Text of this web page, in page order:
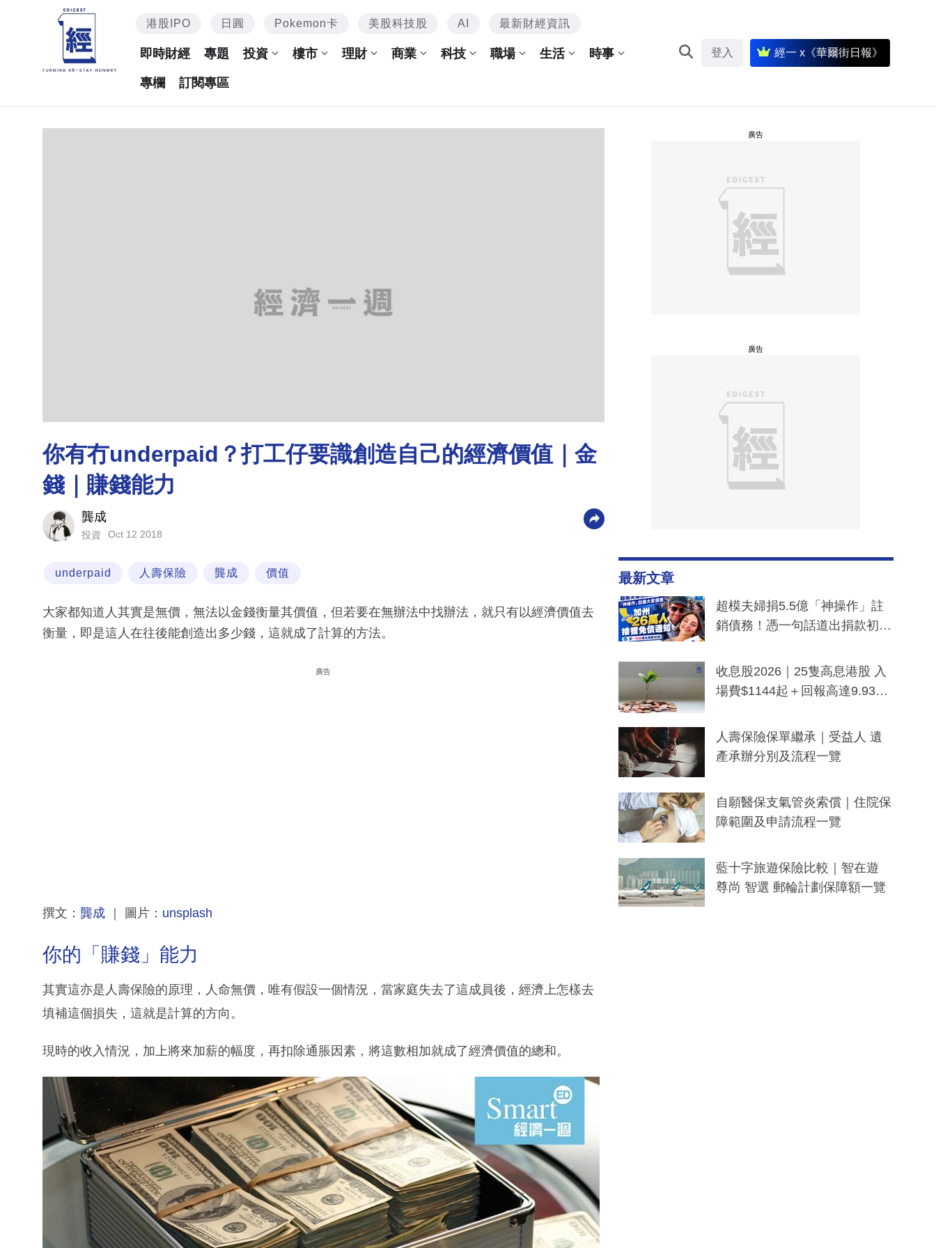
港股IPO 日圓 Pokemon卡 美股科技股 AI 最新財經資訊
即時財經 專題 投資 樓市 理財 商業 科技 職場 生活 時事
專欄 訂閱專區
登入 經一 x《華爾街日報》
你有冇underpaid？打工仔要識創造自己的經濟價值｜金
錢｜賺錢能力
龔成
投資 Oct 12 2018
underpaid 人壽保險 龔成 價值
大家都知道人其實是無價，無法以金錢衡量其價值，但若要在無辦法中找辦法，就只有以經濟價值去
衡量，即是這人在往後能創造出多少錢，這就成了計算的方法。
廣告
撰文： 龔成 ｜ 圖片： unsplash
你的「賺錢」能力
其實這亦是人壽保險的原理，人命無價，唯有假設一個情況，當家庭失去了這成員後，經濟上怎樣去
填補這個損失，這就是計算的方向。
現時的收入情況，加上將來加薪的幅度，再扣除通脹因素，將這數相加就成了經濟價值的總和。
廣告
廣告
最新文章
超模夫婦捐5.5億「神操作」註
銷債務！憑一句話道出捐款初
一度被誤當詐騙手段
收息股2026｜25隻高息港股 入
場費$1144起＋回報高達9.93
人壽保險保單繼承｜受益人 遺
產承辦分別及流程一覽
自願醫保支氣管炎索償｜住院保
障範圍及申請流程一覽
藍十字旅遊保險比較｜智在遊
尊尚 智選 郵輪計劃保障額一覽